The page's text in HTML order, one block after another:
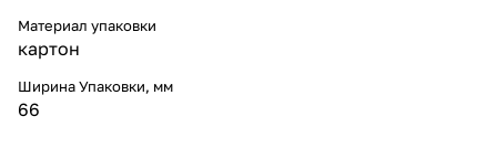
Материал упаковки
картон
Ширина Упаковки, мм
66